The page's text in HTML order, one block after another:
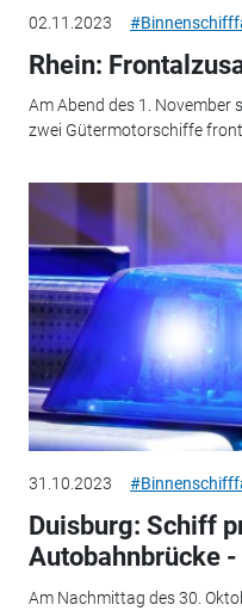
02.11.2023
Rhein:
Am Abend des 1. November
zwei Gütermotorschiffe
31.10.2023
Duisburg: Schiff
Autobahnbrücke
Am Nachmittag des 30.